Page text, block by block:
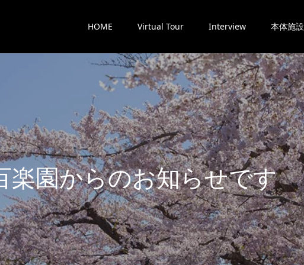
HOME Virtual Tour Interview 本体施設
楽園からのお知らせです。
最